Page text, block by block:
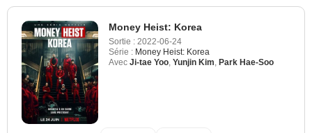
Money Heist: Korea
Sortie : 2022-06-24
Série : Money Heist: Korea
Avec Ji-tae Yoo Yunjin Kim Park Hae-Soo